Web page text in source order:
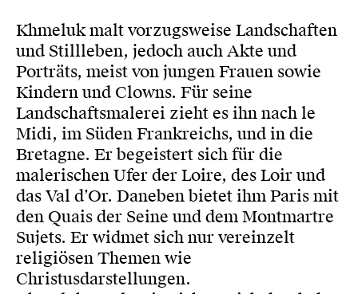
Khmeluk malt vorzugsweise Landschaften
und Stillleben, jedoch auch Akte und
Porträts, meist von jungen Frauen sowie
Kindern und Clowns. Für seine
Landschaftsmalerei zieht es ihn nach le
Midi, im Süden Frankreichs, und in die
Bretagne. Er begeistert sich für die
malerischen Ufer der Loire, des Loir und
das Val d’Or. Daneben bietet ihm Paris mit
den Quais der Seine und dem Montmartre
Sujets. Er widmet sich nur vereinzelt
religiösen Themen wie
Christusdarstellungen.